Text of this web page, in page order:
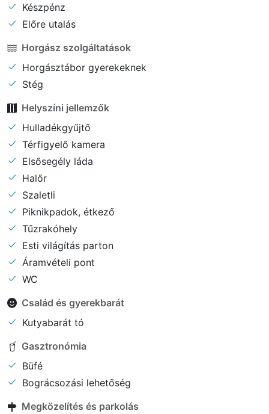
Készpénz
Előre utalás
Horgász szolgáltatások
Horgásztábor gyerekeknek
Stég
Helyszíni jellemzők
Hulladékgyűjtő
Térfigyelő kamera
Elsősegély láda
Halőr
Szaletli
Piknikpadok, étkező
Tűzrakóhely
Esti világítás parton
Áramvételi pont
WC
Család és gyerekbarát
Kutyabarát tó
Gasztronómia
Büfé
Bográcsozási lehetőség
Megközelítés és parkolás